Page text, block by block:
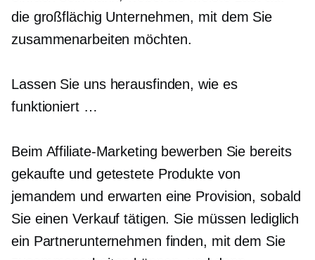
die großflächig Unternehmen, mit dem Sie
zusammenarbeiten möchten.
Lassen Sie uns herausfinden, wie es
funktioniert …
Beim Affiliate-Marketing bewerben Sie bereits
gekaufte und getestete Produkte von
jemandem und erwarten eine Provision, sobald
Sie einen Verkauf tätigen. Sie müssen lediglich
ein Partnerunternehmen finden, mit dem Sie